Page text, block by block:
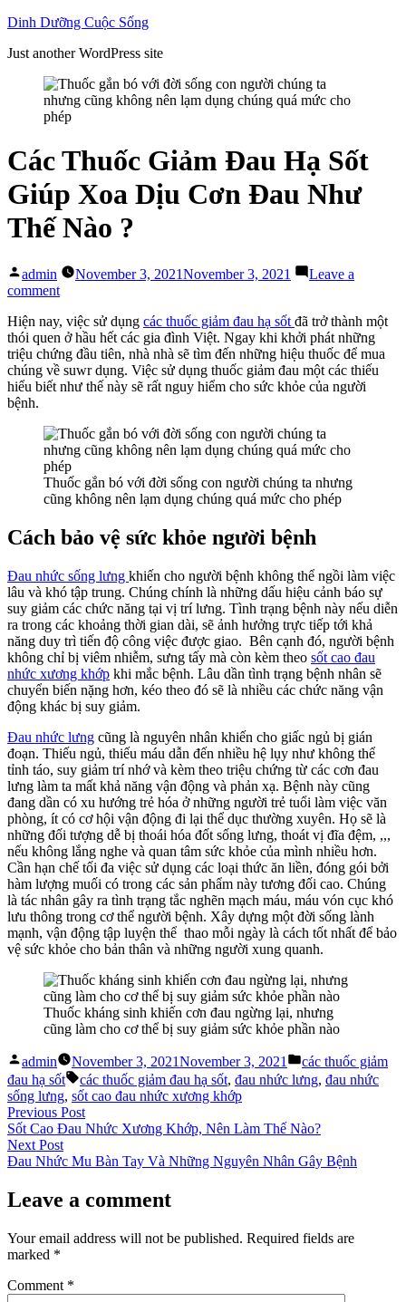
Skip
content
Dinh Dưỡng Cuộc Sống
Just another WordPress site
Các Thuốc Giảm Đau Hạ Sốt
Giúp Xoa Dịu Cơn Đau Như
Thế Nào ?
Posted
by
admin November 3, 2021November 3, 2021
Leave a
commenton
Thuốc
Giảm
Đau
Hạ
Sốt
Dịu
Cơn
Đau
Như
Thế
?
Hiện nay, việc sử dụng các thuốc giảm đau hạ sốt đã trở thành một
thói quen ở hầu hết các gia đình Việt. Ngay khi khởi phát những
triệu chứng đầu tiên, nhà nhà sẽ tìm đến những hiệu thuốc để mua
chúng về suwr dụng. Việc sử dụng thuốc giảm đau một các thiếu
hiểu biết như thế này sẽ rất nguy hiểm cho sức khỏe của người
bệnh.
Thuốc gắn bó với đời sống con người chúng ta nhưng
cũng không nên lạm dụng chúng quá mức cho phép
Cách bảo vệ sức khỏe người bệnh
Đau nhức sống lưng khiến cho người bệnh không thể ngồi làm việc
lâu và khó tập trung. Chúng chính là những dấu hiệu cảnh báo sự
suy giảm các chức năng tại vị trí lưng. Tình trạng bệnh này nếu diễn
ra trong các khoảng thời gian dài, sẽ ảnh hưởng trực tiếp tới khả
năng duy trì tiến độ công việc được giao. Bên cạnh đó, người bệnh
không chỉ bị viêm nhiễm, sưng tấy mà còn kèm theo sốt cao đau
nhức xương khớp khi mắc bệnh. Lâu dần tình trạng bệnh nhân sẽ
chuyển biến nặng hơn, kéo theo đó sẽ là nhiều các chức năng vận
động khác bị suy giảm.
Đau nhức lưng cũng là nguyên nhân khiến cho giấc ngủ bị gián
đoạn. Thiếu ngủ, thiếu máu dẫn đến nhiều hệ lụy như không thể
tỉnh táo, suy giảm trí nhớ và kèm theo triệu chứng từ các cơn đau
lưng làm ta mất khả năng vận động và phản xạ. Bệnh này cũng
đang dần có xu hướng trẻ hóa ở những người trẻ tuổi làm việc văn
phòng, ít có cơ hội vận động đi lại thể dục thường xuyên. Họ sẽ là
những đối tượng dễ bị thoái hóa đốt sống lưng, thoát vị đĩa đệm, ,,,
nếu không lắng nghe và quan tâm sức khỏe của mình nhiều hơn.
Cần hạn chế tối đa việc sử dụng các loại thức ăn liền, đóng gói bởi
hàm lượng muối có trong các sản phẩm này tương đối cao. Chúng
là tác nhân gây ra tình trạng tắc nghẽn mạch máu, máu vón cục khó
lưu thông trong cơ thể người bệnh. Xây dựng một đời sống lành
mạnh, vận động tập luyện thể thao mỗi ngày là cách tốt nhất để bảo
vệ sức khỏe cho bản thân và những người xung quanh.
Thuốc kháng sinh khiến cơn đau ngừng lại, nhưng
cũng làm cho cơ thể bị suy giảm sức khỏe phần nào
Posted
by
admin November 3, 2021November 3, 2021
Posted
in
các thuốc giảm
đau hạ sốt
Tags:
các thuốc giảm đau hạ sốt, đau nhức lưng, đau nhức
sống lưng, sốt cao đau nhức xương khớp
Post
navigation
Previous PostPrevious
post:
Sốt Cao Đau Nhức Xương Khớp, Nên Làm Thế Nào?
Next PostNext
post:
Đau Nhức Mu Bàn Tay Và Những Nguyên Nhân Gây Bệnh
Leave a comment
Your email address will not be published. Required fields are
marked *
Comment *